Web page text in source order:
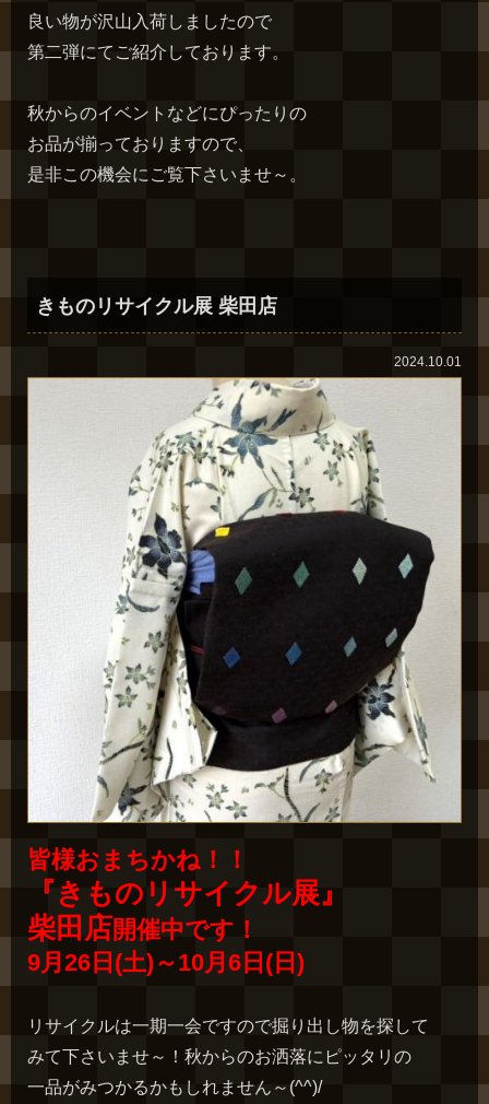
良い物が沢山入荷しましたので
第二弾にてご紹介しております。
秋からのイベントなどにぴったりの
お品が揃っておりますので、
是非この機会にご覧下さいませ～。
きものリサイクル展 柴田店
2024.10.01
皆様おまちかね！！
『きものリサイクル展』
柴田店開催中です！
9月26日(土)～10月6日( 日)
リサイクルは一期一会ですので掘り出し物を探して
みて下さいませ～！秋からのお洒落にピッタリの
一品がみつかるかもしれません～(^^)/